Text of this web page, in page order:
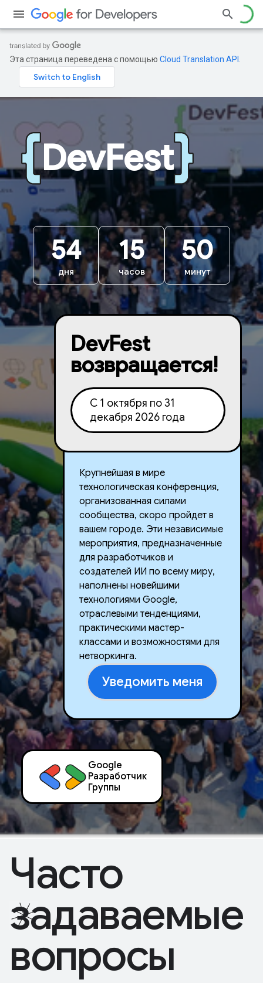
Эта страница переведена с помощью Cloud Translation API
DevFest
54
дня
15
часов
50
минут
DevFest
возвращается!
С 1 октября по 31
декабря 2026 года
Крупнейшая в мире
технологическая конференция,
организованная силами
сообщества, скоро пройдет в
вашем городе. Эти независимые
мероприятия, предназначенные
для разработчиков и
создателей ИИ по всему миру,
наполнены новейшими
технологиями Google,
отраслевыми тенденциями,
практическими мастер-
классами и возможностями для
нетворкинга.
Уведомить меня
Google
Разработчик
Группы
Часто
задаваемые
вопросы